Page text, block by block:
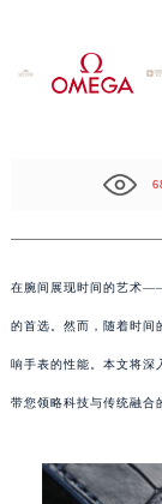
在腕间展现时间的艺术
的首选。然而，随着时间
响手表的性能。本文将深
带您领略科技与传统融合